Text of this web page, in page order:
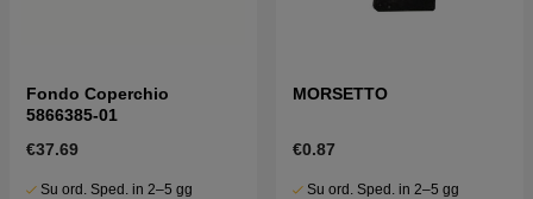
Fondo Coperchio
5866385-01
€37.69
Su ord. Sped. in 2–5 gg
MORSETTO
€0.87
Su ord. Sped. in 2–5 gg